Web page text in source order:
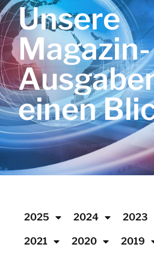
Unsere
Magazin-
einen
2025 2024 2023
2021 2020 2019